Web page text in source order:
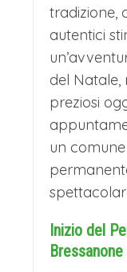
trentine
malga.
dalle
natalizie.
la
tradizione,
autentici
del Natale,
preziosi
un
Inizio del
Bressanone